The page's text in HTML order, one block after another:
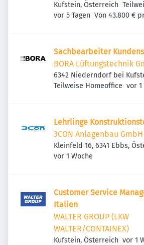
Kufstein, Österreich
Veröffentlicht:
vor 5 Tagen Von 43.800 €
Sachbearbeiter
BORA Lüftungstechnik
6342 Niederndorf bei
Teilweise Homeoffice vor 1
Lehrlinge
3CON Anlagenbau GmbH
Kleinfeld 16, 6341 Ebbs,
Veröffentlicht
vor 1 Woche
Customer Service
Italien
WALTER GROUP (LKW
WALTER/CONTAINEX)
Kufstein, Österreich vor 1